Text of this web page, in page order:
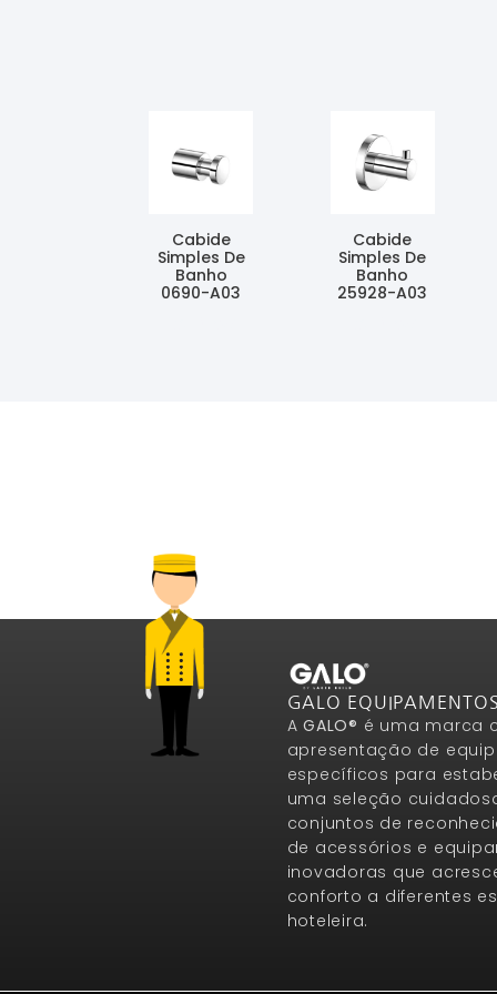
Cabide
Simples De
Banho
0690-A03
Cabide
Simples De
Banho
25928-A03
GALO
AGALO® é uma marca
apresentação de
específicos para
uma seleção
conjuntos de
de acessórios e
inovadoras que
conforto a diferentes
hoteleira.